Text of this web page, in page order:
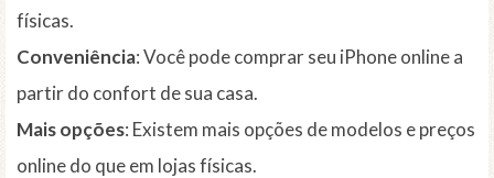
físicas.
Conveniência: Você pode comprar seu iPhone online a
partir do confort de sua casa.
Mais opções: Existem mais opções de modelos e preços
online do que em lojas físicas.